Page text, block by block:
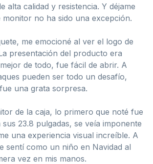
alta calidad y resistencia. Y déjame
monitor no ha sido una excepción.
me emocioné al ver el logo de
presentación del producto era
de todo, fue fácil de abrir. A
pueden ser todo un desafío,
una grata sorpresa.
de la caja, lo primero que noté fue
23.8 pulgadas, se veía imponente
una experiencia visual increíble. A
sentí como un niño en Navidad al
vez en mis manos.